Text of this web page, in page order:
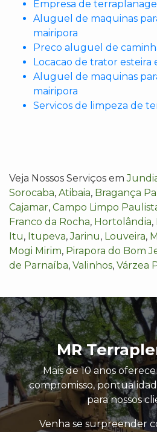
Empresa de
Aluguel de maquinas
mairipora
Preco aluguel de
Locacao de trator esteira
Aluguel de maquinas
mairipora
Servicos de limpeza de
Veja Nossos Serviços em
Sorocaba, Atibaia, Bragança
Cajamar, Campo Limpo
Franco da Rocha, Hortolândia,
Itu, Itupeva,Jarinu, Louveira,
Mogi Mirim, Pirapora do Bom
de Parnaíba, Valinhos, Várzea
MR
Mais de 10 anos
compromisso,
para nossos
Venha se surpreender